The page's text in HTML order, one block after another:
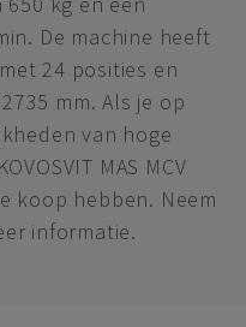
De machine heeft
24 posities en
mm. Als je op
van hoge
MAS MCV
koop hebben. Neem
informatie.